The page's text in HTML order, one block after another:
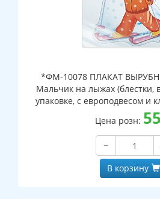
*ФМ-10078 ПЛАКАТ
Мальчик на лыжах (блестки,
упаковке, с европодвесом и
Цена розн: 55
−
В корзину